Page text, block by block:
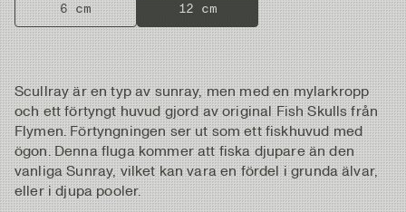
6 cm
12 cm
Scullray är en typ av sunray, men med en mylarkropp
och ett förtyngt huvud gjord av original Fish Skulls från
Flymen. Förtyngningen ser ut som ett fiskhuvud med
ögon. Denna fluga kommer att fiska djupare än den
vanliga Sunray, vilket kan vara en fördel i grunda älvar,
eller i djupa pooler.